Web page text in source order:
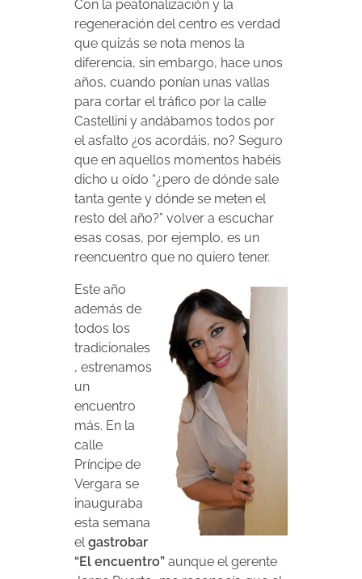
Con la peatonalización y la
regeneración del centro es verdad
que quizás se nota menos la
diferencia, sin embargo, hace unos
años, cuando ponían unas vallas
para cortar el tráfico por la calle
Castellini y andábamos todos por
el asfalto ¿os acordáis, no? Seguro
que en aquellos momentos habéis
dicho u oído “¿pero de dónde sale
tanta gente y dónde se meten el
resto del año?” volver a escuchar
esas cosas, por ejemplo, es un
reencuentro que no quiero tener.
Este año
además de
todos los
tradicionales
, estrenamos
un
encuentro
más. En la
calle
Príncipe de
Vergara se
inauguraba
esta semana
elgastrobar
“El encuentro”aunque el gerente